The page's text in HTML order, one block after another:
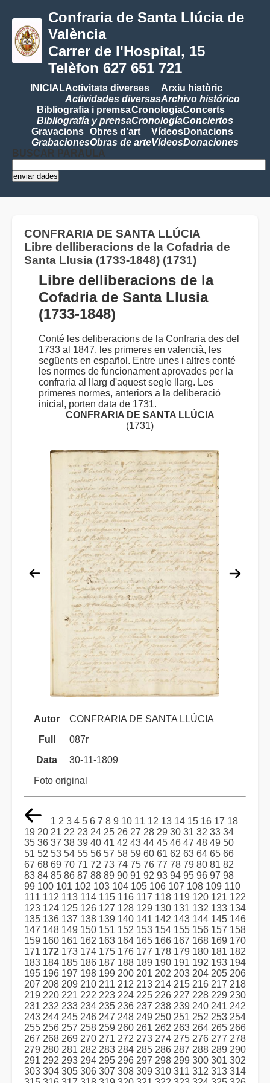
Confraria de Santa Llúcia de
València
Carrer de l'Hospital, 15
Telèfon 627 651 721
INICIALActivitats diverses
Actividades diversas
Arxiu històric
Archivo histórico
Bibliografia i premsa
Bibliografía y prensa
Cronologia
Cronología
Concerts
Conciertos
Gravacions
Grabaciones
Obres d'art
Obras de arte
Vídeos
Vídeos
Donacions
Donaciones
BUSCAR PARAULA
CONFRARIA DE SANTA LLÚCIA
Libre delliberacions de la Cofadria de
Santa Llusia (1733-1848) (1731)
Libre delliberacions de la
Cofadria de Santa Llusia
(1733-1848)
Conté les deliberacions de la Confraria des del
1733 al 1847, les primeres en valencià, les
següents en español. Entre unes i altres conté
les normes de funcionament aprovades per la
confraria al llarg d'aquest segle llarg. Les
primeres normes, anteriors a la deliberació
inicial, porten data de 1731.
CONFRARIA DE SANTA LLÚCIA
(1731)
Autor
CONFRARIA DE SANTA LLÚCIA
Full
087r
Data
30-11-1809
Foto original
1 2 3 4 5 6 7 8 9 10 11 12 13 14 15 16 17 18
19 20 21 22 23 24 25 26 27 28 29 30 31 32 33 34
35 36 37 38 39 40 41 42 43 44 45 46 47 48 49 50
51 52 53 54 55 56 57 58 59 60 61 62 63 64 65 66
67 68 69 70 71 72 73 74 75 76 77 78 79 80 81 82
83 84 85 86 87 88 89 90 91 92 93 94 95 96 97 98
99 100 101 102 103 104 105 106 107 108 109 110
111 112 113 114 115 116 117 118 119 120 121 122
123 124 125 126 127 128 129 130 131 132 133 134
135 136 137 138 139 140 141 142 143 144 145 146
147 148 149 150 151 152 153 154 155 156 157 158
159 160 161 162 163 164 165 166 167 168 169 170
171 172 173 174 175 176 177 178 179 180 181 182
183 184 185 186 187 188 189 190 191 192 193 194
195 196 197 198 199 200 201 202 203 204 205 206
207 208 209 210 211 212 213 214 215 216 217 218
219 220 221 222 223 224 225 226 227 228 229 230
231 232 233 234 235 236 237 238 239 240 241 242
243 244 245 246 247 248 249 250 251 252 253 254
255 256 257 258 259 260 261 262 263 264 265 266
267 268 269 270 271 272 273 274 275 276 277 278
279 280 281 282 283 284 285 286 287 288 289 290
291 292 293 294 295 296 297 298 299 300 301 302
303 304 305 306 307 308 309 310 311 312 313 314